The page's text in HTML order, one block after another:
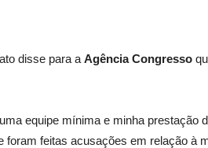
disse para a Agência Congresso
equipe mínima e minha prestação
foram feitas acusações em relação à